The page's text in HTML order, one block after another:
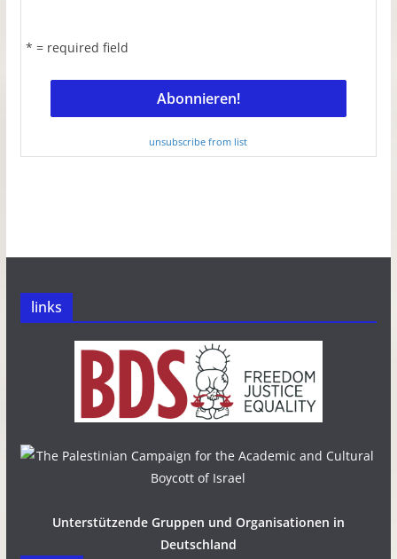
* = required field
unsubscribe from list
links
Unterstützende Gruppen und Organisationen in
Deutschland